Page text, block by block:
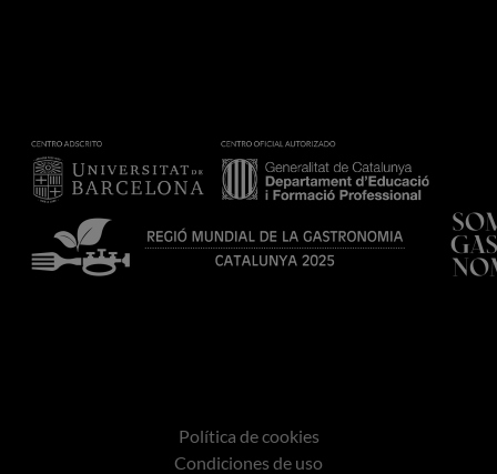
Política de cookies
Condiciones de uso